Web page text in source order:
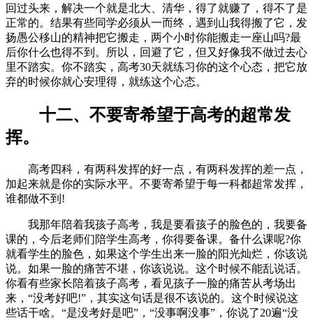
回过头来，解决一个就是北大、清华，得了就赚了，得不了是
正常的。结果有些同学必须从一而终，遇到山我得搬了它，发
扬愚公移山的精神把它搬走，两个小时你能搬走一座山吗?最
后你什么也得不到。所以，回避了它，但又好像我不做过去心
里不踏实。你不踏实，高考30天就练习你的这个心态，把它放
弃的时候你就心安理得，就练这个心态。
十二、不要寄希望于高考的超常发
挥。
高考四科，有两科发挥的好一点，有两科发挥的差一点，
加起来就是你的实际水平。不要寄希望于每一科都超常发挥，
谁都做不到!
我那年陪着我孩子高考，我是要看孩子的脸色的，我要备
课的，今后老师们陪学生高考，你得要备课。备什么课呢?你
就看学生的脸色，如果这个学生出来一脸的阳光灿烂，你该说
说。如果一脸的痛苦不堪，你该说说。这个时候不能乱说话。
你看有些家长陪着孩子高考，看见孩子一脸的痛苦从考场出
来，“没考好吧!”，其实这句话是很不该说的。这个时候说这
些话干啥。“是没考好是吧”，“没事啊没事”，你说了20遍“没